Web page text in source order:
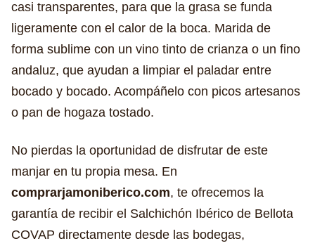
casi transparentes, para que la grasa se funda
ligeramente con el calor de la boca. Marida de
forma sublime con un vino tinto de crianza o un fino
andaluz, que ayudan a limpiar el paladar entre
bocado y bocado. Acompáñelo con picos artesanos
o pan de hogaza tostado.
No pierdas la oportunidad de disfrutar de este
manjar en tu propia mesa. En
comprarjamoniberico.com, te ofrecemos la
garantía de recibir el Salchichón Ibérico de Bellota
COVAP directamente desde las bodegas,